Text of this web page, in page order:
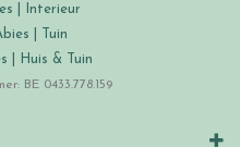
| Interieur
| Tuin
| Huis & Tuin
BE 0433.778.159